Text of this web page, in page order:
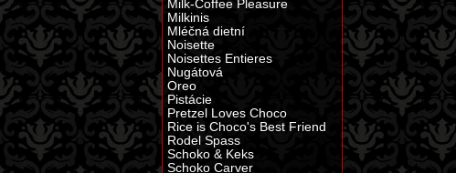
Milk-Coffee Pleasure
Milkinis
Mléčná dietní
Noisette
Noisettes Entieres
Nugátová
Oreo
Pistácie
Pretzel Loves Choco
Rice is Choco's Best Friend
Rodel Spass
Schoko & Keks
Schoko Carver